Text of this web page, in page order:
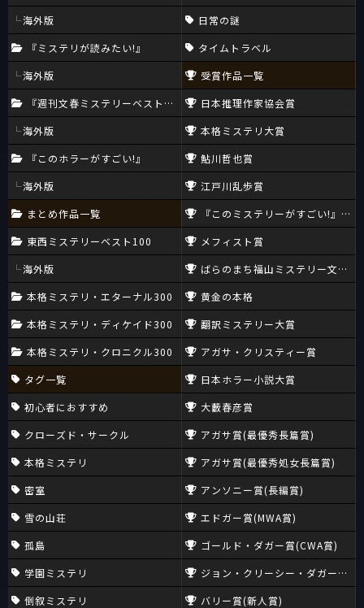
海外版
『ミステリが読みたい!』
海外版
『週刊文春ミステリーベスト10』
海外版
『このホラーがすごい!』
海外版
まとめ作品一覧
東西ミステリーベスト100
海外版
本格ミステリ・エターナル300
本格ミステリ・ディケイド300
本格ミステリ・クロニクル300
タグ一覧
初心者におすすめ
クローズド・サークル
本格ミステリ
密室
雪の山荘
孤島
学園ミステリ
倒叙ミステリ
日常の謎
タイムトラベル
受賞作品一覧
日本推理作家協会賞
本格ミステリ大賞
鮎川哲也賞
江戸川乱歩賞
『このミステリーがすごい!』大賞
メフィスト賞
ばらのまち福山ミステリー文学新
黄金の本格
翻訳ミステリー大賞
アガサ・クリスティー賞
日本ホラー小説大賞
大藪春彦賞
アガサ賞(最優秀長篇賞)
アガサ賞(最優秀処女長篇賞)
アンソニー賞(長編賞)
エドガー賞(MWA賞)
ゴールド・ダガー賞(CWA賞)
ジョン・クリーシー・ダガー賞
バリー賞(新人賞)